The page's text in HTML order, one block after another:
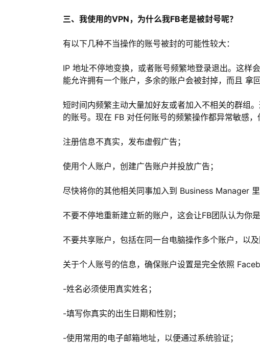
三、我使用的VPN，为什么我FB老是被封号呢？
有以下几种不当操作的账号被封的可能性较大：
IP 地址不停地变换，或者账号频繁地登录退出。这
能允许拥有一个账户，多余的账户会被封掉，而且 拿
短时间内频繁主动大量加好友或者加入不相关的群组
的账号。现在 FB 对任何账号的频繁操作都异常敏感
注册信息不真实，发布虚假广告；
使用个人账户，创建广告账户并投放广告；
尽快将你的其他相关同事加入到 Business Manager
不要不停地重新建立新的账户，这会让FB团队认为你
不要共享账户，包括在同一台电脑操作多个账户，以
关于个人账号的信息，确保账户设置是完全依照
-姓名必须使用真实姓名；
-填写你真实的出生日期和性别；
-使用常用的电子邮箱地址，以便通过系统验证；